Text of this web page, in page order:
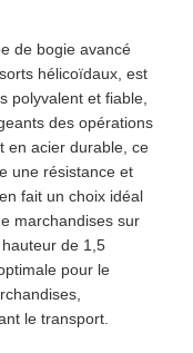
de bogie avancé
hélicoïdaux, est
polyvalent et fiable,
des opérations
en acier durable, ce
une résistance et
fait un choix idéal
marchandises sur
de 1,5
pour le
le transport.